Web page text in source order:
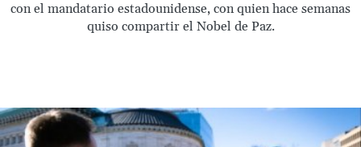
con el mandatario estadounidense, con quien hace semanas
quiso compartir el Nobel de Paz.